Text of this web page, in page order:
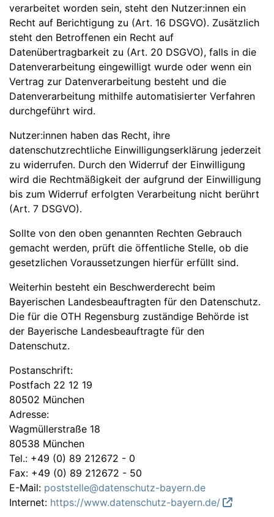
verarbeitet worden sein, steht den Nutzer:innen ein
Recht auf Berichtigung zu (Art. 16 DSGVO). Zusätzlich
steht den Betroffenen ein Recht auf
Datenübertragbarkeit zu (Art. 20 DSGVO), falls in die
Datenverarbeitung eingewilligt wurde oder wenn ein
Vertrag zur Datenverarbeitung besteht und die
Datenverarbeitung mithilfe automatisierter Verfahren
durchgeführt wird.
Nutzer:innen haben das Recht, ihre
datenschutzrechtliche Einwilligungserklärung jederzeit
zu widerrufen. Durch den Widerruf der Einwilligung
wird die Rechtmäßigkeit der aufgrund der Einwilligung
bis zum Widerruf erfolgten Verarbeitung nicht berührt
(Art. 7 DSGVO).
Sollte von den oben genannten Rechten Gebrauch
gemacht werden, prüft die öffentliche Stelle, ob die
gesetzlichen Voraussetzungen hierfür erfüllt sind.
Weiterhin besteht ein Beschwerderecht beim
Bayerischen Landesbeauftragten für den Datenschutz.
Die für die OTH Regensburg zuständige Behörde ist
der Bayerische Landesbeauftragte für den
Datenschutz.
Postanschrift:
Postfach 22 12 19
80502 München
Adresse:
Wagmüllerstraße 18
80538 München
Tel.: +49 (0) 89 212672 - 0
Fax: +49 (0) 89 212672 - 50
E-Mail: poststelle@datenschutz-bayern.de
Internet: https://www.datenschutz-bayern.de/